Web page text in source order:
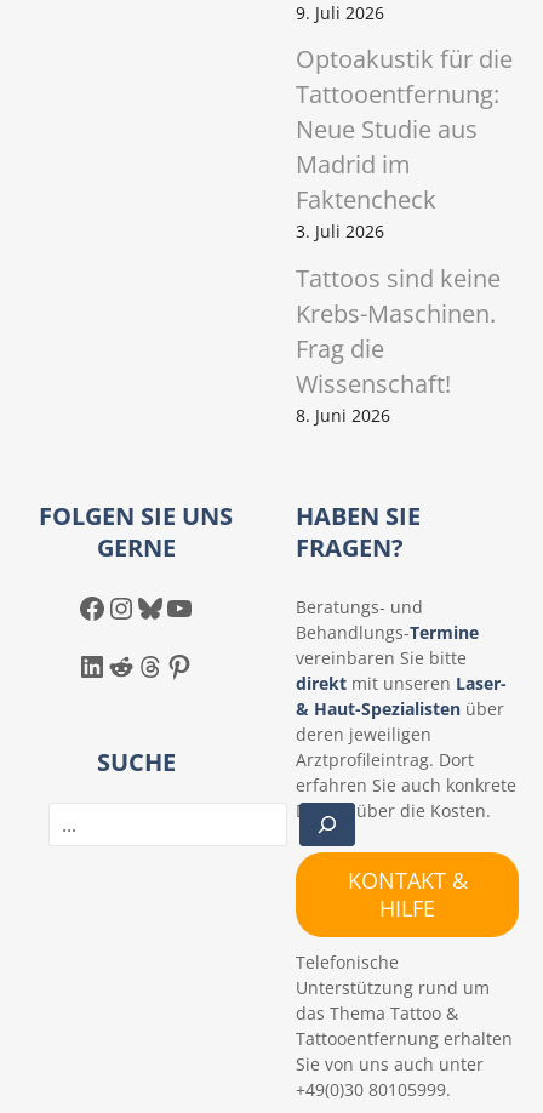
9. Juli 2026
Optoakustik für die
Tattooentfernung:
Neue Studie aus
Madrid im
Faktencheck
3. Juli 2026
Tattoos sind keine
Krebs-Maschinen.
Frag die
Wissenschaft!
8. Juni 2026
FOLGEN SIE UNS
GERNE
Facebook InstagramBluesky YouTube
LinkedIn Reddit Threads Pinterest
SUCHE
HABEN SIE
FRAGEN?
Beratungs- und
Behandlungs-Termine
vereinbaren Sie bitte
direkt mit unseren Laser-
& Haut-Spezialisten über
deren jeweiligen
Arztprofileintrag. Dort
erfahren Sie auch konkrete
Details über die Kosten.
KONTAKT &
HILFE
Telefonische
Unterstützung rund um
das Thema Tattoo &
Tattooentfernung erhalten
Sie von uns auch unter
+49(0)30 80105999.